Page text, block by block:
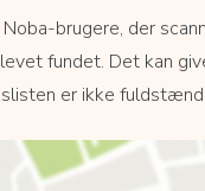
brugere, der
fundet. Det kan
er ikke